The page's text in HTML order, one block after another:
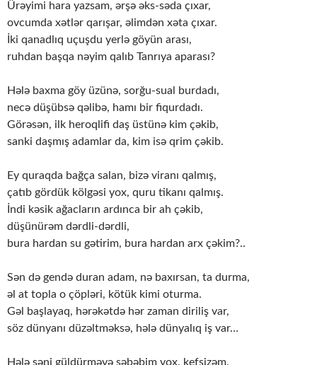
Ürəyimi hara yazsam, ərşə əks-səda çıxar,
ovcumda xətlər qarışar, əlimdən xəta çıxar.
İki qanadlıq uçuşdu yerlə göyün arası,
ruhdan başqa nəyim qalıb Tanrıya aparası?
Hələ baxma göy üzünə, sorğu-sual burdadı,
necə düşübsə qəlibə, hamı bir fiqurdadı.
Görəsən, ilk heroqlifi daş üstünə kim çəkib,
sanki daşmış adamlar da, kim isə qrim çəkib.
Ey quraqda bağça salan, bizə viranı qalmış,
çatıb gördük kölgəsi yox, quru tikanı qalmış.
İndi kəsik ağacların ardınca bir ah çəkib,
düşünürəm dərdli-dərdli,
bura hardan su gətirim, bura hardan arx çəkim?..
Sən də gendə duran adam, nə baxırsan, ta durma,
əl at topla o çöpləri, kötük kimi oturma.
Gəl başlayaq, hərəkətdə hər zaman diriliş var,
söz dünyanı düzəltməksə, hələ dünyalıq iş var…
Hələ səni güldürməyə səbəbim yox, kefsizəm,